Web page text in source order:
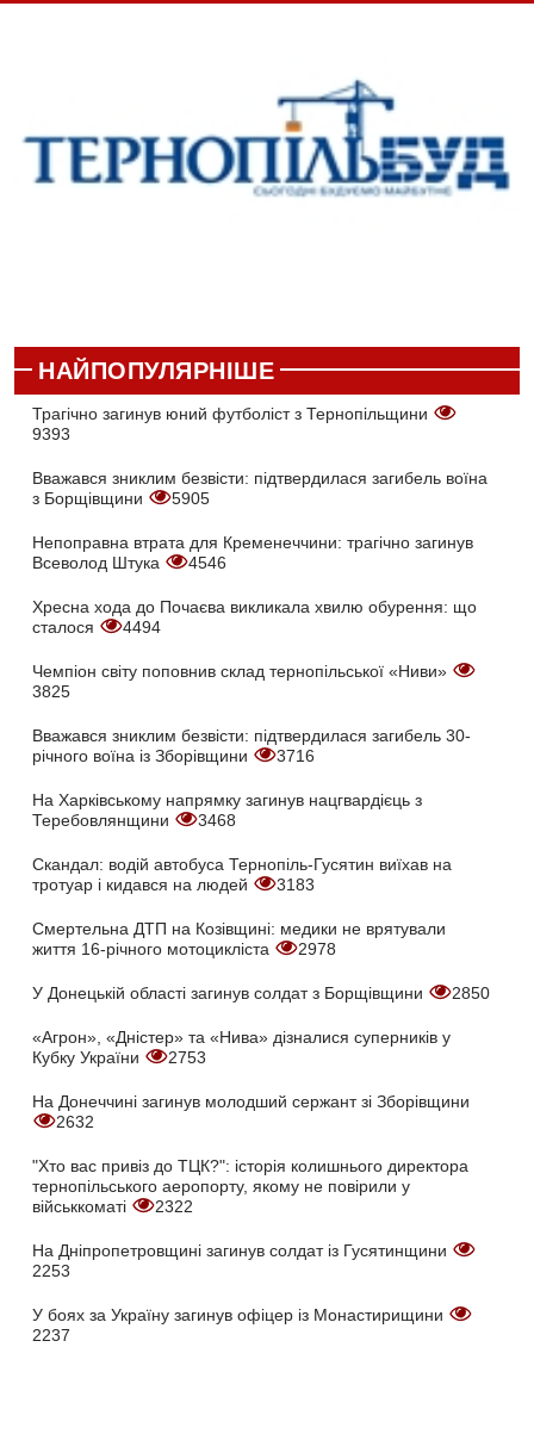
НАЙПОПУЛЯРНІШЕ
Трагічно загинув юний футболіст з Тернопільщини
9393
Вважався зниклим безвісти: підтвердилася загибель воїна
з Борщівщини
5905
Непоправна втрата для Кременеччини: трагічно загинув
Всеволод Штука
4546
Хресна хода до Почаєва викликала хвилю обурення: що
сталося
4494
Чемпіон світу поповнив склад тернопільської «Ниви»
3825
Вважався зниклим безвісти: підтвердилася загибель 30-
річного воїна із Зборівщини
3716
На Харківському напрямку загинув нацгвардієць з
Теребовлянщини
3468
Скандал: водій автобуса Тернопіль-Гусятин виїхав на
тротуар і кидався на людей
3183
Смертельна ДТП на Козівщині: медики не врятували
життя 16-річного мотоцикліста
2978
У Донецькій області загинув солдат з Борщівщини 2850
«Агрон», «Дністер» та «Нива» дізналися суперників у
Кубку України
2753
На Донеччині загинув молодший сержант зі Зборівщини
2632
"Хто вас привіз до ТЦК?": історія колишнього директора
тернопільського аеропорту, якому не повірили у
військкоматі
2322
На Дніпропетровщині загинув солдат із Гусятинщини
2253
У боях за Україну загинув офіцер із Монастирищини
2237